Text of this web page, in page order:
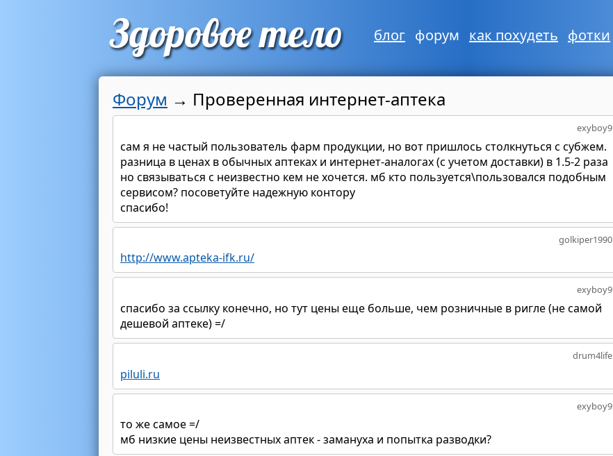
блог форум как похудеть фотки
Форум → Проверенная интернет-аптека
exyboy9
сам я не частый пользователь фарм продукции, но вот пришлось столкнуться с субжем.
разница в ценах в обычных аптеках и интернет-аналогах (с учетом доставки) в 1.5-2 раза
но связываться с неизвестно кем не хочется. мб кто пользуется\пользовался подобным
сервисом? посоветуйте надежную контору
спасибо!
golkiper1990
http://www.apteka-ifk.ru/
exyboy9
спасибо за ссылку конечно, но тут цены еще больше, чем розничные в ригле (не самой
дешевой аптеке) =/
drum4life
piluli.ru
exyboy9
то же самое =/
мб низкие цены неизвестных аптек - замануха и попытка разводки?